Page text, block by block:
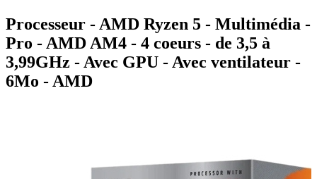
Processeur - AMD Ryzen 5 - Multimédia -
Pro - AMD AM4 - 4 coeurs - de 3,5 à
3,99GHz - Avec GPU - Avec ventilateur -
6Mo - AMD